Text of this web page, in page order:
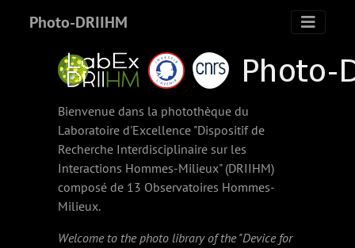
Photo-DRIIHM
Bienvenue dans la photothèque du
Laboratoire d'Excellence "Dispositif de
Recherche Interdisciplinaire sur les
Interactions Hommes-Milieux" (DRIIHM)
composé de 13 Observatoires Hommes-
Milieux.
Welcome to the photo library of the "Device for